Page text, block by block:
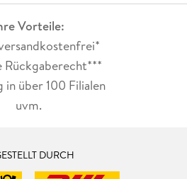
Vorteile:
Rückgaberecht***
in über 100 Filialen
uvm.
DURCH